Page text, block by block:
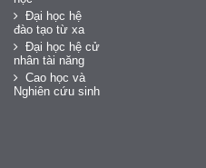
Đại học hệ
đào tạo từ xa
Đại học hệ cử
nhân tài năng
Cao học và
Nghiên cứu sinh